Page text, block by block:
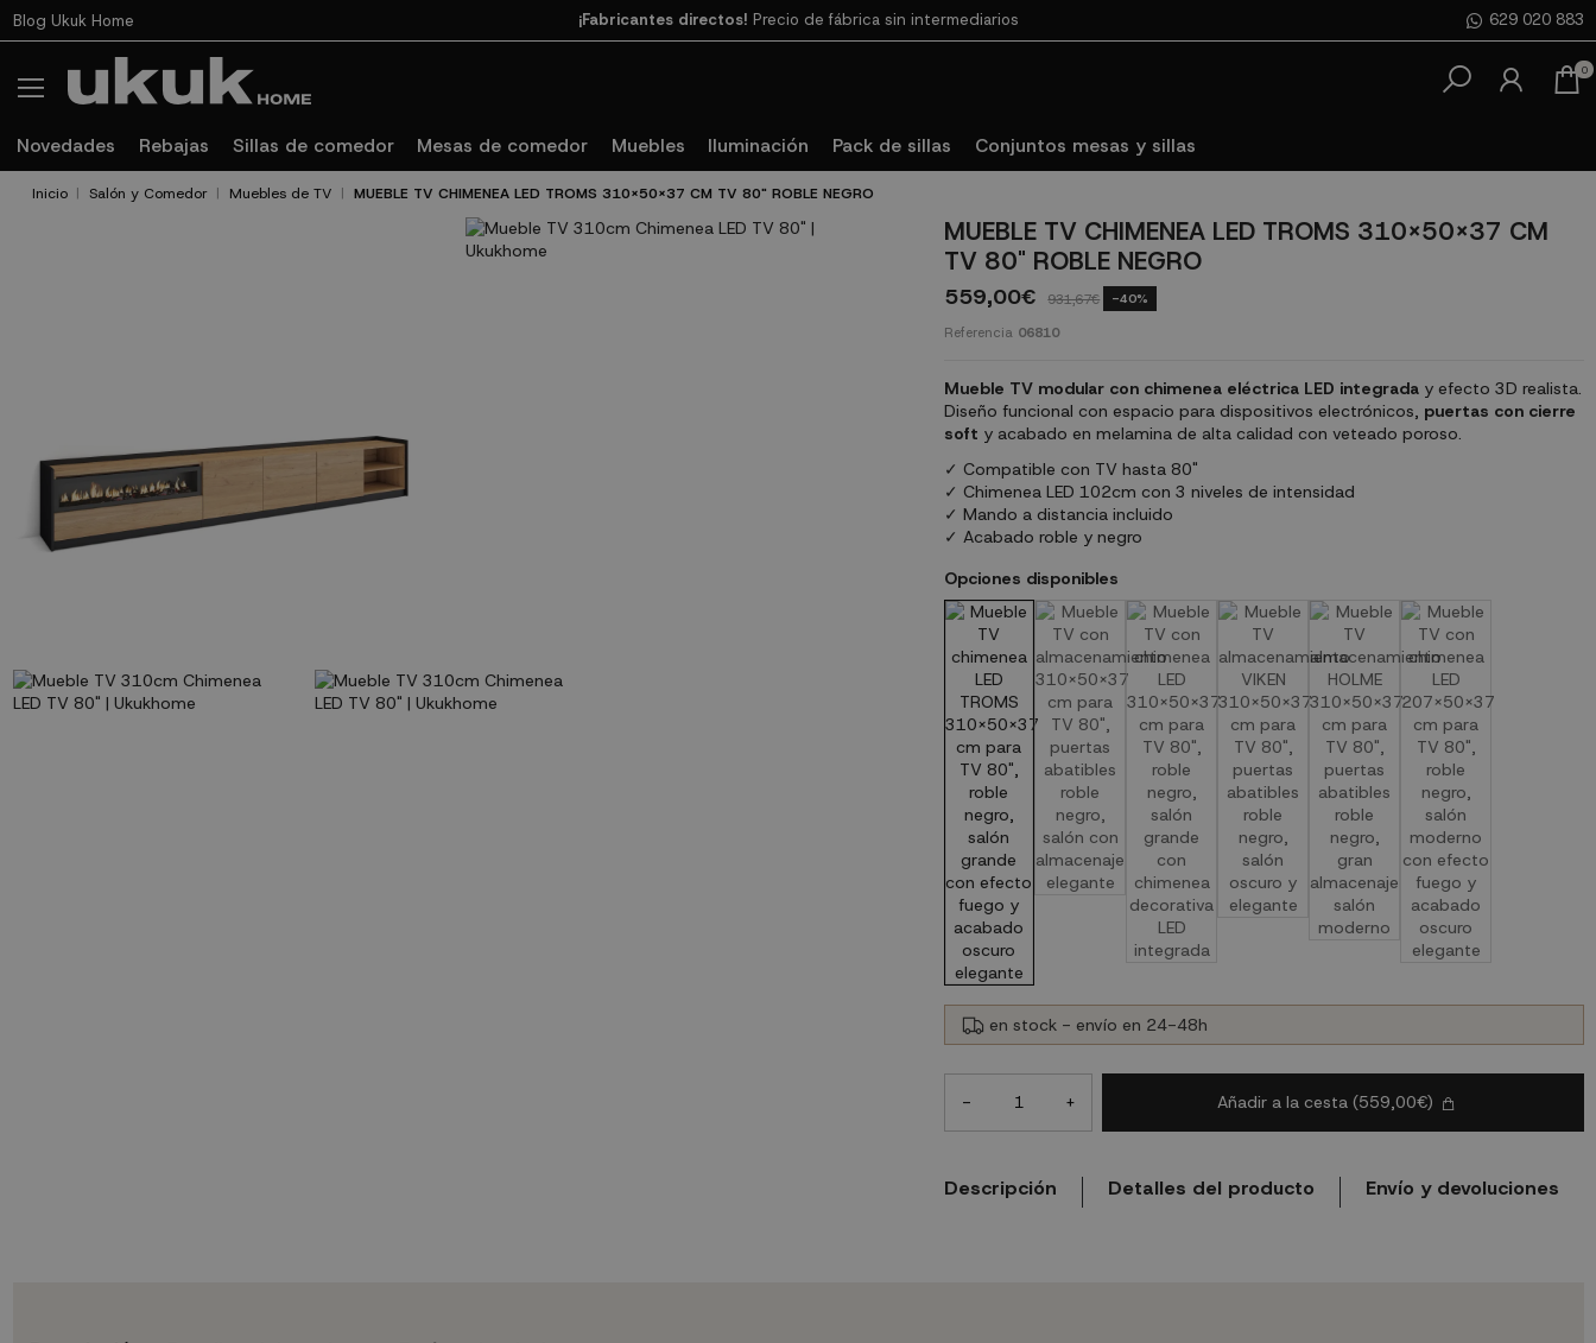
Blog Ukuk Home ¡Fabricantes directos! Precio de fábrica sin intermediarios
629 020 883
0
Novedades Rebajas Sillas de comedor Mesas de comedor Muebles Iluminación Pack de sillas Conjuntos mesas y sillas
Inicio Salón y Comedor Muebles de TV MUEBLE TV CHIMENEA LED TROMS 310X50X37 CM TV 80" ROBLE NEGRO
MUEBLE TV CHIMENEA LED TROMS 310X50X37 CM
TV 80" ROBLE NEGRO
559,00€ 931,67€ -40%
Referencia 06810
Mueble TV modular con chimenea eléctrica LED integraday efecto 3D realista.
Diseño funcional con espacio para dispositivos electrónicos, puertas con cierre
soft y acabado en melamina de alta calidad con veteado poroso.
✓ Compatible con TV hasta 80"
✓ Chimenea LED 102cm con 3 niveles de intensidad
✓ Mando a distancia incluido
✓ Acabado roble y negro
Opciones disponibles
en stock - envío en 24-48h
- + Añadir a la cesta(559,00€)
Descripción Detalles del producto Envío y devoluciones